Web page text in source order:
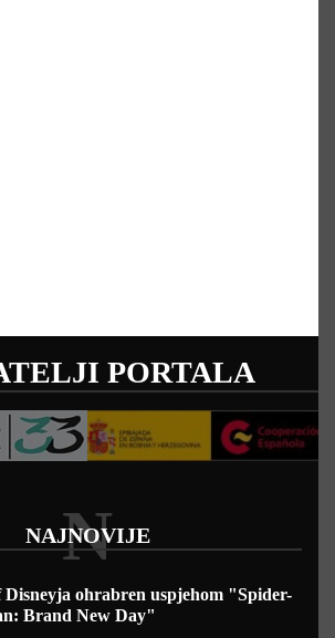
PORTALA
NAJNOVIJE
N
Disneyja ohrabren uspjehom "Spider-
Brand New Day"